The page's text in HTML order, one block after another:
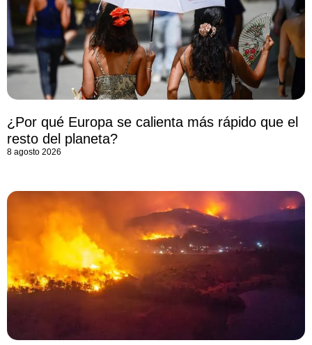
¿Por qué Europa se calienta más rápido que el
resto del planeta?
8 agosto 2026